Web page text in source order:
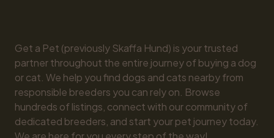
Get a Pet (previously Skaffa Hund) is your trusted
partner throughout the entire journey of buying a dog
or cat. We help you find dogs and cats nearby from
responsible breeders you can rely on. Browse
hundreds of listings, connect with our community of
dedicated breeders, and start your pet journey today.